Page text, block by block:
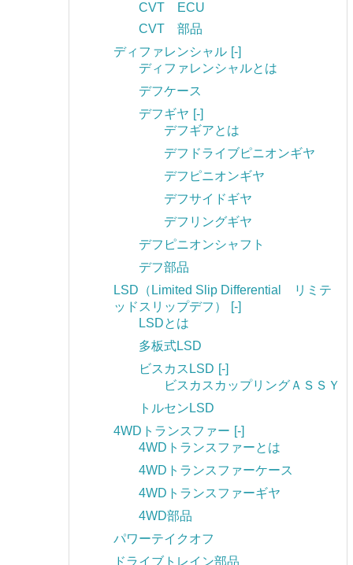
CVT ECU
CVT 部品
ディファレンシャル [-]
ディファレンシャルとは
デフケース
デフギヤ [-]
デフギアとは
デフドライブピニオンギヤ
デフピニオンギヤ
デフサイドギヤ
デフリングギヤ
デフピニオンシャフト
デフ部品
LSD（Limited Slip Differential リミテ
ッドスリップデフ）
[-]
LSDとは
多板式LSD
ビスカスLSD [-]
ビスカスカップリングＡＳＳＹ
トルセンLSD
4WDトランスファー [-]
4WDトランスファーとは
4WDトランスファーケース
4WDトランスファーギヤ
4WD部品
パワーテイクオフ
ドライブトレイン部品